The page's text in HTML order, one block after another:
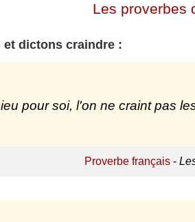
Les proverbes
et dictons craindre :
pour soi, l'on ne craint pas
Proverbe français -